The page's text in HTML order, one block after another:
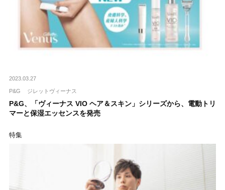
2023.03.27
P&G ジレットヴィーナス
P&G、「ヴィーナス VIO ヘア＆スキン」シリーズから、電動トリ
マーと保湿エッセンスを発売
特集